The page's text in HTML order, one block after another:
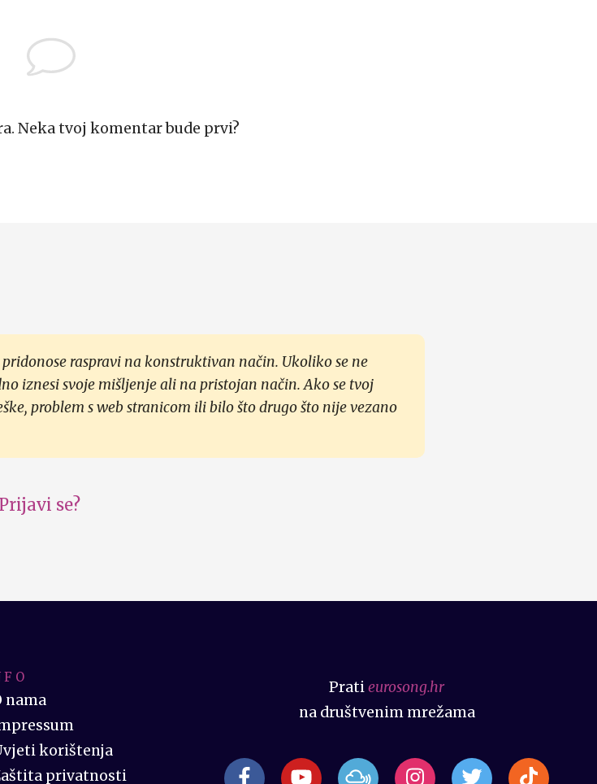
Neka tvoj komentar bude prvi?
raspravi na konstruktivan način. Ukoliko se ne
iznesi svoje mišljenje ali na pristojan način. Ako se tvoj
problem s web stranicom ili bilo što drugo što nije vezano
Prijavi se?
F O
nama
korištenja
privatnosti
Pratieurosong.hr
na društvenim mrežama